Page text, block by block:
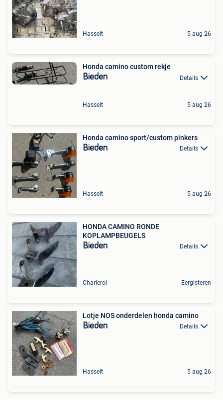
Hasselt 5 aug 26
Honda camino custom rekje
Bieden Details
Hasselt 5 aug 26
Honda camino sport/custom pinkers
Bieden Details
Hasselt 5 aug 26
HONDA CAMINO RONDE
KOPLAMPBEUGELS
Bieden Details
Charleroi Eergisteren
Lotje NOS onderdelen honda camino
Bieden Details
Hasselt 5 aug 26